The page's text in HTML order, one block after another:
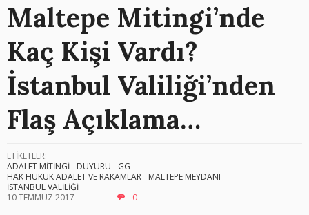
Maltepe Mitingi’nde
Kaç Kişi Vardı?
İstanbul Valiliği’nden
Flaş Açıklama…
ETİKETLER:
ADALET MİTİNGİ
DUYURU
GG
HAK HUKUK ADALET VE RAKAMLAR
MALTEPE MEYDANI
İSTANBUL VALİLİĞİ
10 TEMMUZ 2017
0